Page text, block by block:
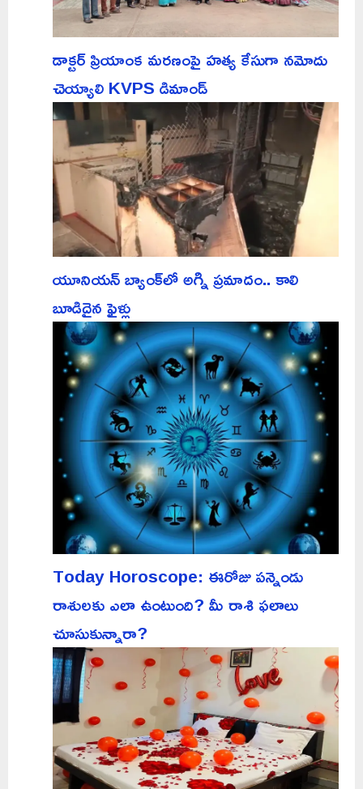
డాక్టర్ ప్రియాంక మరణంపై హత్య కేసుగా నమోదు
చెయ్యాలి KVPS డిమాండ్
యూనియన్ బ్యాంక్‌లో అగ్ని ప్రమాదం.. కాలి
బూడిదైన ఫైళ్లు
Today Horoscope: ఈరోజు పన్నెండు
రాశులకు ఎలా ఉంటుంది? మీ రాశి ఫలాలు
చూసుకున్నారా?